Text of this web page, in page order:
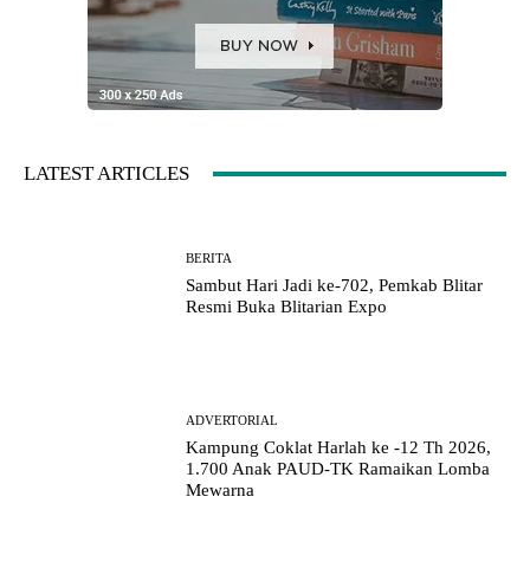
LATEST ARTICLES
BERITA
Sambut Hari Jadi ke-702, Pemkab Blitar
Resmi Buka Blitarian Expo
ADVERTORIAL
Kampung Coklat Harlah ke -12 Th 2026,
1.700 Anak PAUD-TK Ramaikan Lomba
Mewarna